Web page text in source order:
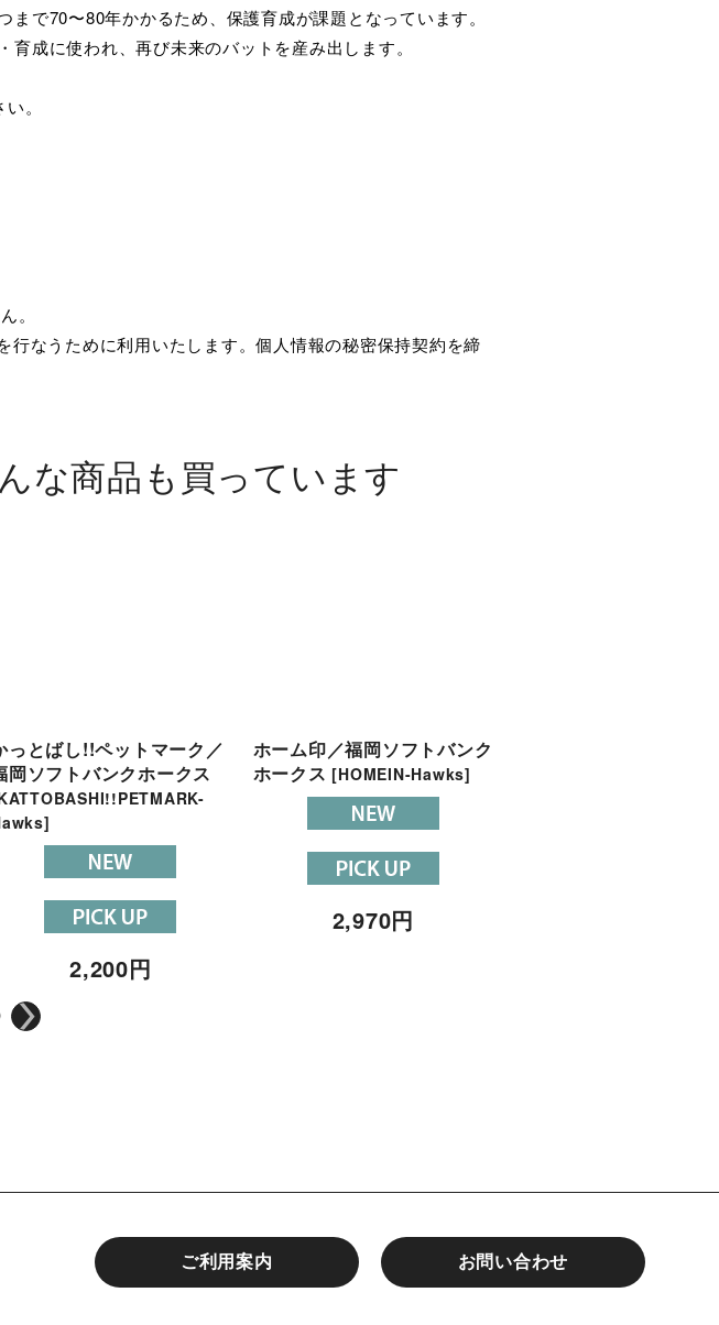
で70〜80年かかるため、保護育成が課題となっています。
成に使われ、再び未来のバットを産み出します。
。
。
なうために利用いたします。個人情報の秘密保持契約を締
な商品も買っています
っとばし!!ペットマーク／
岡ソフトバンクホークス
]
2,200円
ホーム印／福岡ソフトバンク
ホークス [HOMEIN-Hawks]
2,970円
ご利用案内 お問い合わせ